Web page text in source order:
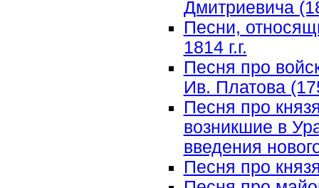
Дмитриевича
Песни,
1814 г.г.
Песня про
Ив. Платова
Песня про
возникшие в
введения
Песня про